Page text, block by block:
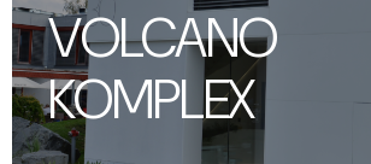
VOLCANO
KOMPLEX
Náměstí Svobody 15, Brno, 602 00
+420 227 777 777